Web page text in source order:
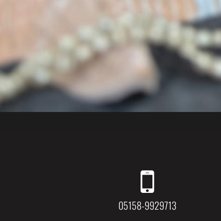
05158-9929713